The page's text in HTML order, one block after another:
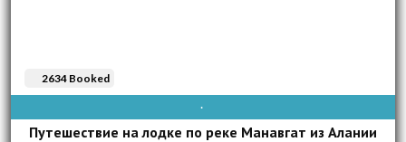
СРЕ
Путешествие на лодке по реке Манавгат из Алании
2634 Booked